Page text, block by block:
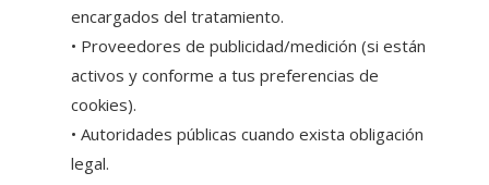
encargados del tratamiento.
• Proveedores de publicidad/medición (si están
activos y conforme a tus preferencias de
cookies).
• Autoridades públicas cuando exista obligación
legal.